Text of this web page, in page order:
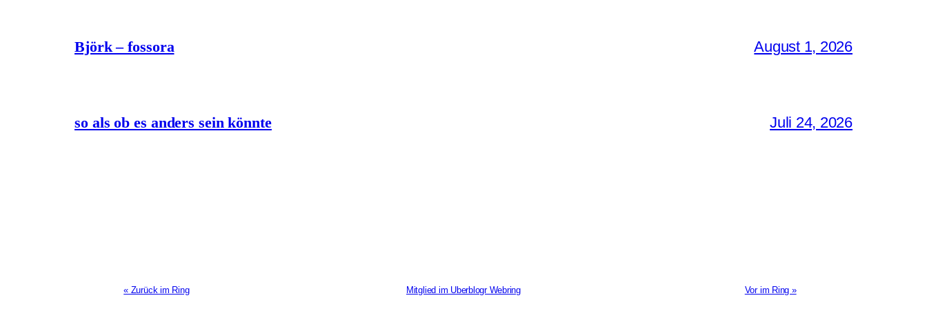
Björk – fossora August 1, 2026
so als ob es anders sein könnte Juli 24, 2026
« Zurück im Ring Mitglied im Uberblogr Webring Vor im Ring »